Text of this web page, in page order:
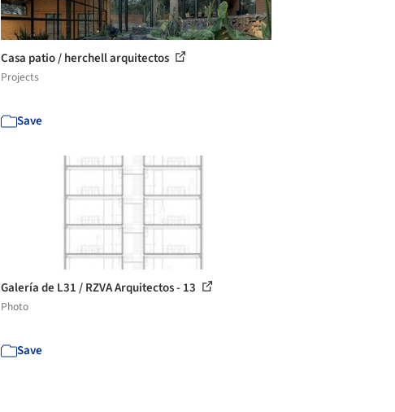
Casa patio / herchell arquitectos
Projects
Save
Galería de L31 / RZVA Arquitectos - 13
Photo
Save